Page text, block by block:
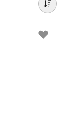
on
kaasaegseks